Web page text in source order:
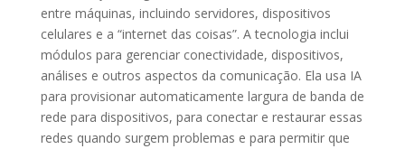
entre máquinas, incluindo servidores, dispositivos
celulares e a “internet das coisas”. A tecnologia inclui
módulos para gerenciar conectividade, dispositivos,
análises e outros aspectos da comunicação. Ela usa IA
para provisionar automaticamente largura de banda de
rede para dispositivos, para conectar e restaurar essas
redes quando surgem problemas e para permitir que